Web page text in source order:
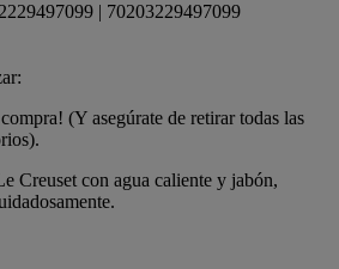
| 70203229497099
(Y asegúrate de retirar todas las
Creuset con agua caliente y jabón,